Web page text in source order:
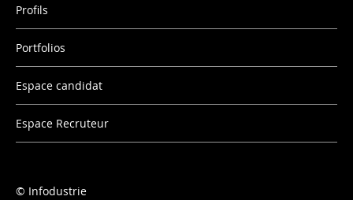
Profils
Portfolios
Espace candidat
Espace Recruteur
Infodustrie